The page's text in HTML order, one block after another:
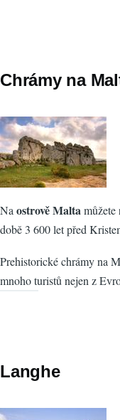
Chrámy na
Na ostrově Malta
době 3 600 let před
Prehistorické chrámy na
mnoho turistů nejen z
Langhe